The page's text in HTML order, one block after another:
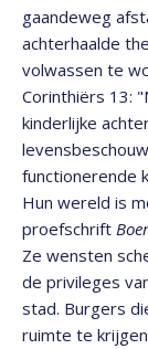
gaandeweg
achterhaalde
volwassen te
Corinthiërs 13:
kinderlijke
functionerende
Hun wereld is
proefschrift
Ze wensten
de privileges
stad. Burgers
ruimte te